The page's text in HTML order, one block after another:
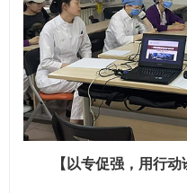
【以专促强，用行动